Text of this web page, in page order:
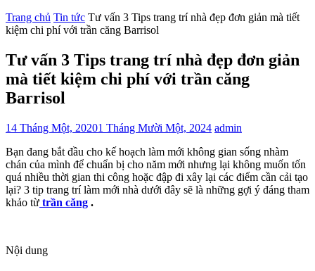
Trang chủ Tin tức Tư vấn 3 Tips trang trí nhà đẹp đơn giản mà tiết
kiệm chi phí với trần căng Barrisol
Tư vấn 3 Tips trang trí nhà đẹp đơn giản
mà tiết kiệm chi phí với trần căng
Barrisol
14 Tháng Một, 20201 Tháng Mười Một, 2024 admin
Bạn đang bắt đầu cho kế hoạch làm mới không gian sống nhàm
chán của mình để chuẩn bị cho năm mới nhưng lại không muốn tốn
quá nhiều thời gian thi công hoặc đập đi xây lại các điểm cần cải tạo
lại? 3 tip trang trí làm mới nhà dưới đây sẽ là những gợi ý đáng tham
khảo từ trần căng .
Nội dung